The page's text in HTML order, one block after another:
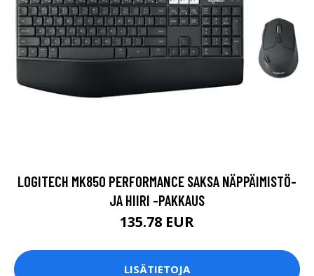
LOGITECH MK850 PERFORMANCE SAKSA NÄPPÄIMISTÖ-
JA HIIRI -PAKKAUS
135.78 EUR
LISÄTIETOJA